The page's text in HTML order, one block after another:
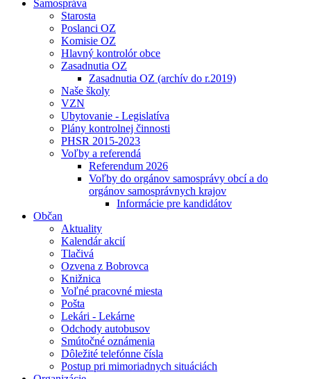
Samospráva
Starosta
Poslanci OZ
Komisie OZ
Hlavný kontrolór obce
Zasadnutia OZ
Zasadnutia OZ (archív do r.2019)
Naše školy
VZN
Ubytovanie - Legislatíva
Plány kontrolnej činnosti
PHSR 2015-2023
Voľby a referendá
Referendum 2026
Voľby do orgánov samosprávy obcí a do
orgánov samosprávnych krajov
Informácie pre kandidátov
Občan
Aktuality
Kalendár akcií
Tlačivá
Ozvena z Bobrovca
Knižnica
Voľné pracovné miesta
Pošta
Lekári - Lekárne
Odchody autobusov
Smútočné oznámenia
Dôležité telefónne čísla
Postup pri mimoriadnych situáciách